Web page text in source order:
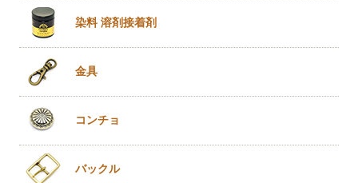
染料 溶剤接着剤
金具
コンチョ
バックル